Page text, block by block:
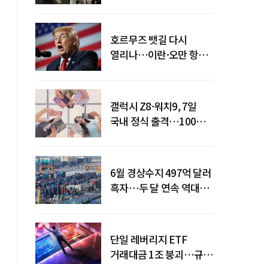
호르무즈 뱃길 다시
열리나…이란·오만 항로
갤럭시 Z8·워치9, 7일
국내 정식 출격…100개국
6월 경상수지 497억 달러
흑자…두 달 연속 역대
단일 레버리지 ETF
거래대금 1조 붕괴…규제